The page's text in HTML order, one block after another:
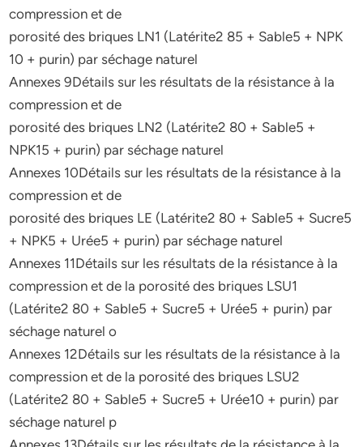
compression et de
porosité des briques LN1 (Latérite2 85 + Sable5 + NPK
10 + purin) par séchage naturel
Annexes 9Détails sur les résultats de la résistance à la
compression et de
porosité des briques LN2 (Latérite2 80 + Sable5 +
NPK15 + purin) par séchage naturel
Annexes 10Détails sur les résultats de la résistance à la
compression et de
porosité des briques LE (Latérite2 80 + Sable5 + Sucre5
+ NPK5 + Urée5 + purin) par séchage naturel
Annexes 11Détails sur les résultats de la résistance à la
compression et de la porosité des briques LSU1
(Latérite2 80 + Sable5 + Sucre5 + Urée5 + purin) par
séchage naturel o
Annexes 12Détails sur les résultats de la résistance à la
compression et de la porosité des briques LSU2
(Latérite2 80 + Sable5 + Sucre5 + Urée10 + purin) par
séchage naturel p